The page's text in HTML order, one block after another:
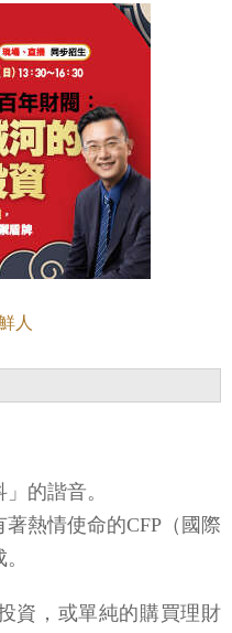
人
的諧音。
熱情使命的CFP（國際
資，或單純的購買理財